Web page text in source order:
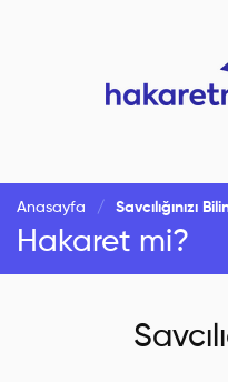
Anasayfa Savcılığınızı
Hakaret mi?